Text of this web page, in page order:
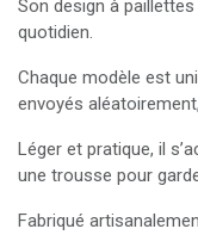
Son design à
quotidien.
Chaque modèle est
envoyés
Léger et pratique, il
une trousse pour
Fabriqué